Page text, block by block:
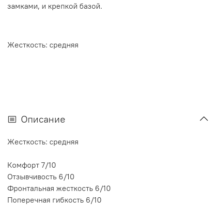
замками, и крепкой базой.
Жесткость: средняя
Описание
Жесткость: средняя
Комфорт 7/10
Отзывчивость 6/10
Фронтальная жесткость 6/10
Поперечная гибкость 6/10